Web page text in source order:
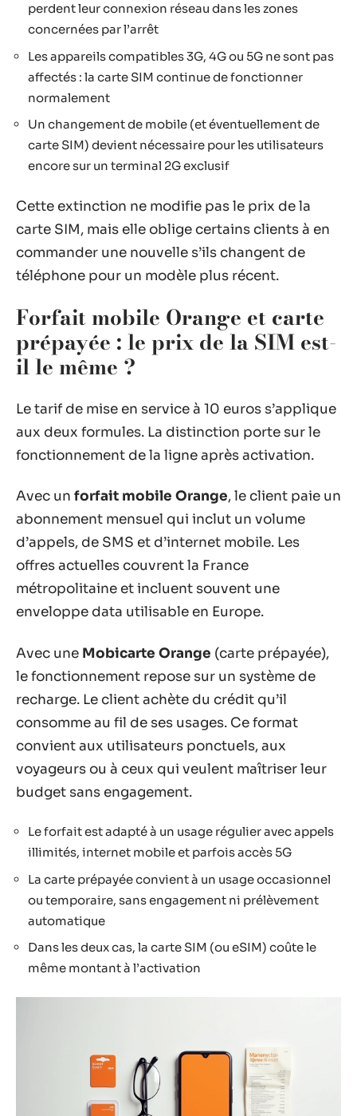
perdent leur connexion réseau dans les zones
concernées par l’arrêt
Les appareils compatibles 3G, 4G ou 5G ne sont pas
affectés : la carte SIM continue de fonctionner
normalement
Un changement de mobile (et éventuellement de
carte SIM) devient nécessaire pour les utilisateurs
encore sur un terminal 2G exclusif
Cette extinction ne modifie pas le prix de la
carte SIM, mais elle oblige certains clients à en
commander une nouvelle s’ils changent de
téléphone pour un modèle plus récent.
Forfait mobile Orange et carte
prépayée : le prix de la SIM est-
il le même ?
Le tarif de mise en service à 10 euros s’applique
aux deux formules. La distinction porte sur le
fonctionnement de la ligne après activation.
Avec un forfait mobile Orange, le client paie un
abonnement mensuel qui inclut un volume
d’appels, de SMS et d’internet mobile. Les
offres actuelles couvrent la France
métropolitaine et incluent souvent une
enveloppe data utilisable en Europe.
Avec une Mobicarte Orange (carte prépayée),
le fonctionnement repose sur un système de
recharge. Le client achète du crédit qu’il
consomme au fil de ses usages. Ce format
convient aux utilisateurs ponctuels, aux
voyageurs ou à ceux qui veulent maîtriser leur
budget sans engagement.
Le forfait est adapté à un usage régulier avec appels
illimités, internet mobile et parfois accès 5G
La carte prépayée convient à un usage occasionnel
ou temporaire, sans engagement ni prélèvement
automatique
Dans les deux cas, la carte SIM (ou eSIM) coûte le
même montant à l’activation